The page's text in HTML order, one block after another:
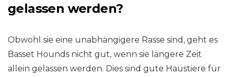
gelassen werden?
Obwohl sie eine unabhängigere Rasse sind, geht es
Basset Hounds nicht gut, wenn sie längere Zeit
allein gelassen werden. Dies sind gute Haustiere für